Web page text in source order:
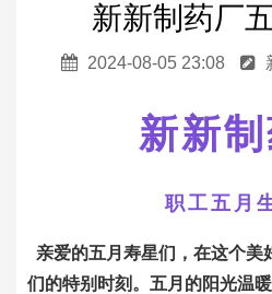
新新制药厂
2024-08-05 23:08
新新
职工五月
亲爱的五月寿星们，在这个美
们的特别时刻。五月的阳光温